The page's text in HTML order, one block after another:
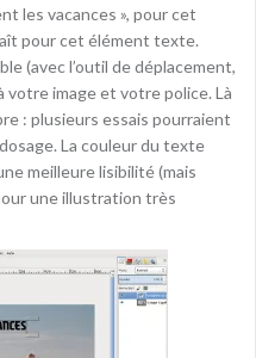
les vacances », pour cet
pour cet élément texte.
(avec l’outil de déplacement,
votre image et votre police. Là
: plusieurs essais pourraient
La couleur du texte
meilleure lisibilité (mais
une illustration très